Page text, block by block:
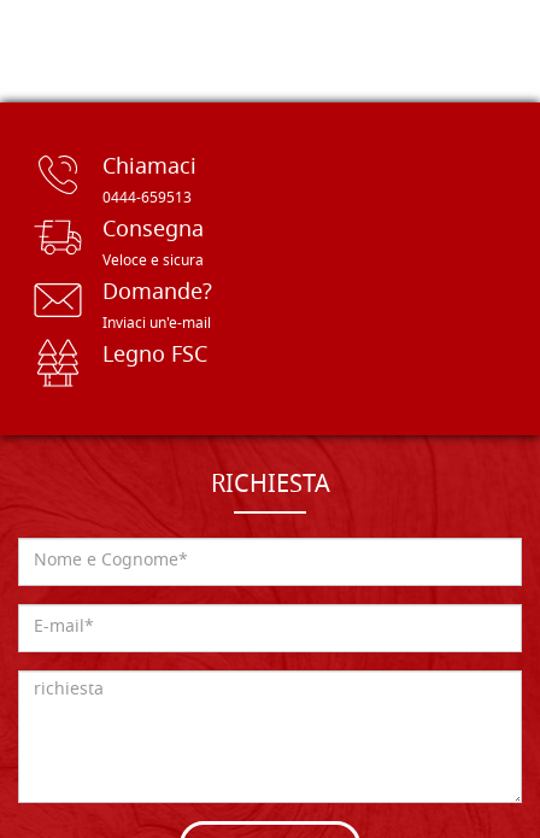
Chiamaci
0444-659513
Consegna
Veloce e sicura
Domande?
Inviaci un'e-mail
Legno FSC
RICHIESTA